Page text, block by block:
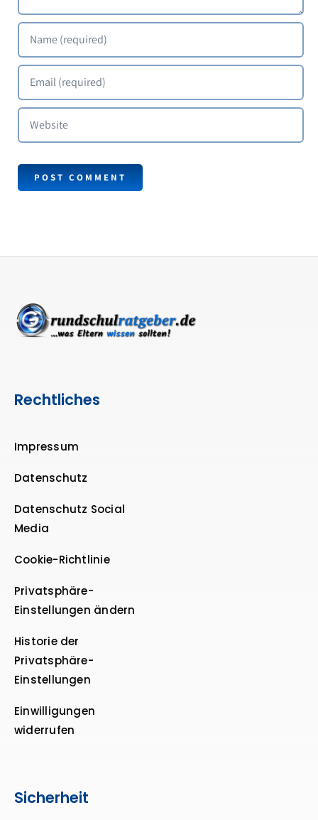
Rechtliches
Impressum
Datenschutz
Datenschutz Social
Media
Cookie-Richtlinie
Privatsphäre-
Einstellungen ändern
Historie der
Privatsphäre-
Einstellungen
Einwilligungen
widerrufen
Sicherheit